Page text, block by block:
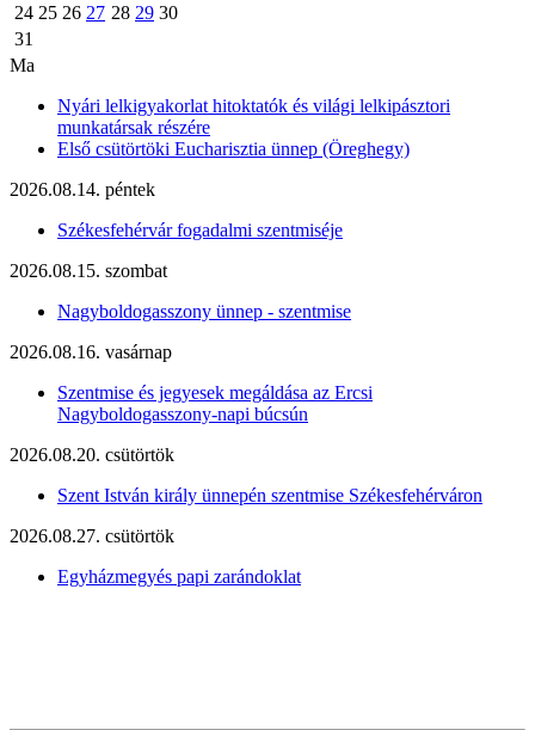
24 25 26 27 28 29 30
31
Ma
Nyári lelkigyakorlat hitoktatók és világi lelkipásztori
munkatársak részére
Első csütörtöki Eucharisztia ünnep (Öreghegy)
2026.08.14. péntek
Székesfehérvár fogadalmi szentmiséje
2026.08.15. szombat
Nagyboldogasszony ünnep - szentmise
2026.08.16. vasárnap
Szentmise és jegyesek megáldása az Ercsi
Nagyboldogasszony-napi búcsún
2026.08.20. csütörtök
Szent István király ünnepén szentmise Székesfehérváron
2026.08.27. csütörtök
Egyházmegyés papi zarándoklat